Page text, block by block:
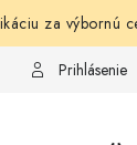
za výbornú
podmienkyPrihlásenie